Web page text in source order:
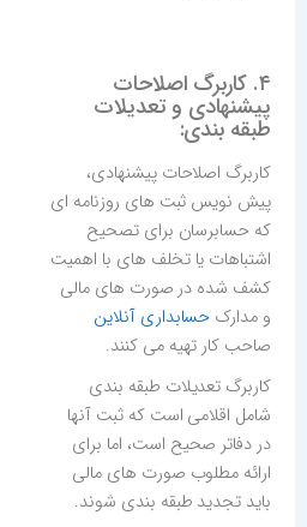
۴. کاربرگ اصلاحات
پیشنهادی و تعدیلات
طبقه بندی:
کاربرگ اصلاحات پیشنهادی،
پیش نویس ثبت های روزنامه ای
که حسابرسان برای تصحیح
اشتباهات یا تخلف های با اهمیت
کشف شده در صورت های مالی
و مدارک حسابداری آنلاین
صاحب کار تهیه می کنند.
کاربرگ تعدیلات طبقه بندی
شامل اقلامی است که ثبت آنها
در دفاتر صحیح است، اما برای
ارائه مطلوب صورت های مالی
باید تجدید طبقه بندی شوند.